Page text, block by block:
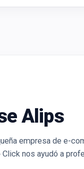
Alips
empresa de e-
nos ayudó a